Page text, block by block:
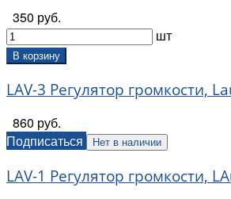
350 руб.
шт
В корзину
LAV-3 Регулятор громкости,
860 руб.
Подписаться
Нет в наличии
LAV-1 Регулятор громкости,